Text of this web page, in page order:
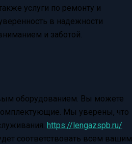
услуги по ремонту и
в надежности
и заботой.
оборудованием. Вы можете
Мы уверены, что
https://lengazspb.ru/
соответствовать всем вашим